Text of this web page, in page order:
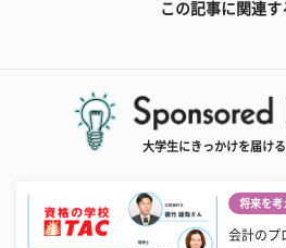
この記事に関連す
大学生にきっかけを届け
将来を考
会計のプ